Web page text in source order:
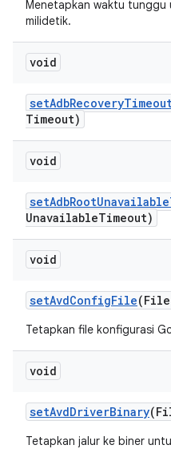
Menetapkan waktu tunggu
milidetik.
void
setAdbRecovery
Timeout)
void
setAdbRootUnavailable
UnavailableTimeout)
void
setAvdConfigFile(File
Tetapkan file konfigurasi
void
setAvdDriverBinary
Tetapkan jalur ke biner